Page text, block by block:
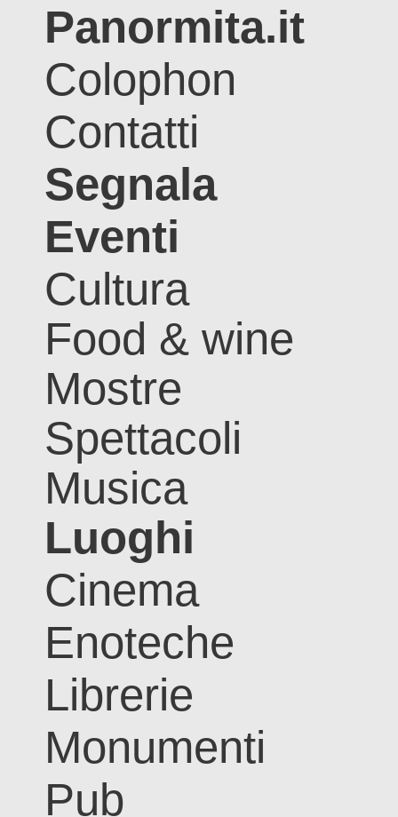
Panormita.it
Colophon
Contatti
Segnala
Eventi
Cultura
Food & wine
Mostre
Spettacoli
Musica
Luoghi
Cinema
Enoteche
Librerie
Monumenti
Pub